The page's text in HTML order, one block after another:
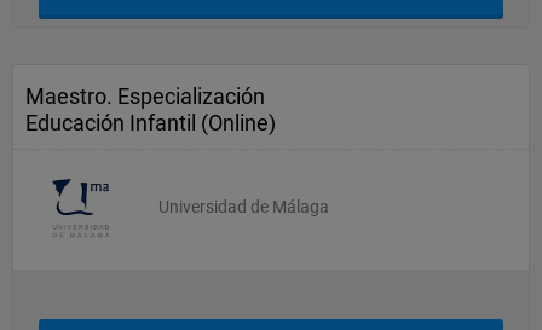
Maestro. Especialización
Educación Infantil (Online)
Universidad de Málaga